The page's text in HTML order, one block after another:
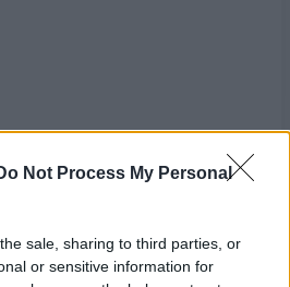
Not Process My Personal
sale, sharing to third parties, or
or sensitive information for